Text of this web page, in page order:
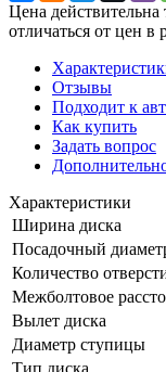
Цена действительна
отличаться от цен в
Отзывы
Подходит к
Как купить
Задать вопрос
Характеристики
Ширина диска
Посадочный
Количество
Межболтовое
Вылет диска
Диаметр ступицы
Тип диска